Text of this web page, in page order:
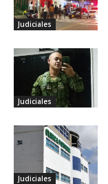
Judiciales
Judiciales
Judiciales